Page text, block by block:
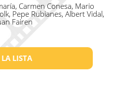
Carmen Conesa, Mario
Pepe Rubianes, Albert Vidal,
Fairen
LISTA